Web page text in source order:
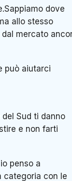
dove
allo stesso
mercato
può aiutarci
Sud ti danno
e non farti
penso a
categoria con le